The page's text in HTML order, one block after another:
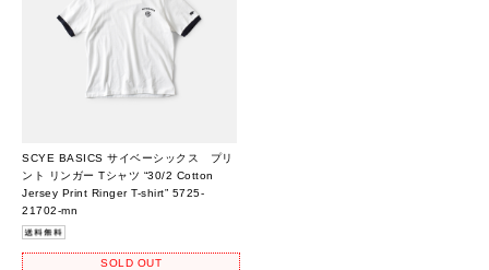
SCYE BASICS サイベーシックス プリ
ント リンガー Tシャツ “30/2 Cotton
Jersey Print Ringer T-shirt” 5725-
21702-mn
SOLD OUT